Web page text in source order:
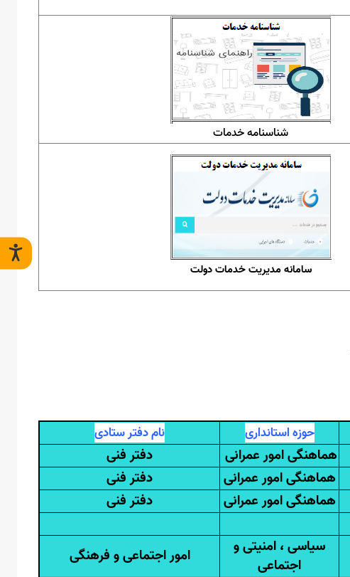
شناسنامه خدمات
سامانه مدیریت خدمات دولت
حوزه استانداری نام دفتر ستادی
هماهنگی امور عمرانی دفتر فنی
هماهنگی امور عمرانی دفتر فنی
هماهنگی امور عمرانی دفتر فنی
سیاسی ، امنیتی و
اجتماعی
امور اجتماعی و فرهنگی